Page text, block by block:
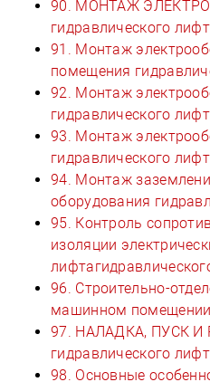
90. МОНТАЖ
гидравлического
91. Монтаж
помещения
92. Монтаж
гидравлического
93. Монтаж
гидравлического
94. Монтаж
оборудования
95. Контроль
изоляции
96. Строительно-
машинном
97. НАЛАДКА, ПУСК И
гидравлического
98. Основные